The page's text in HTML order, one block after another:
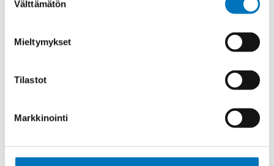
valinta
Välttämätön
Mieltymykset
Tilastot
Markkinointi